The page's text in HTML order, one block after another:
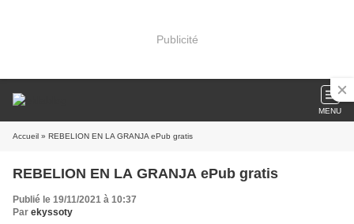
Publicité
MENU
Accueil » REBELION EN LA GRANJA ePub gratis
REBELION EN LA GRANJA ePub gratis
Publié le 19/11/2021 à 10:37
Par ekyssoty